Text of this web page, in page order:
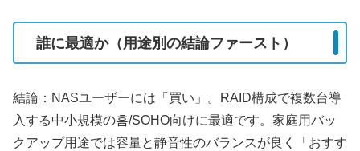
誰に最適か（用途別の結論ファースト）
結論：NASユーザーには「買い」。RAID構成で複数台導
入する中小規模の홈/SOHO向けに最適です。家庭用バッ
クアップ用途では容量と静音性のバランスが良く「おすす